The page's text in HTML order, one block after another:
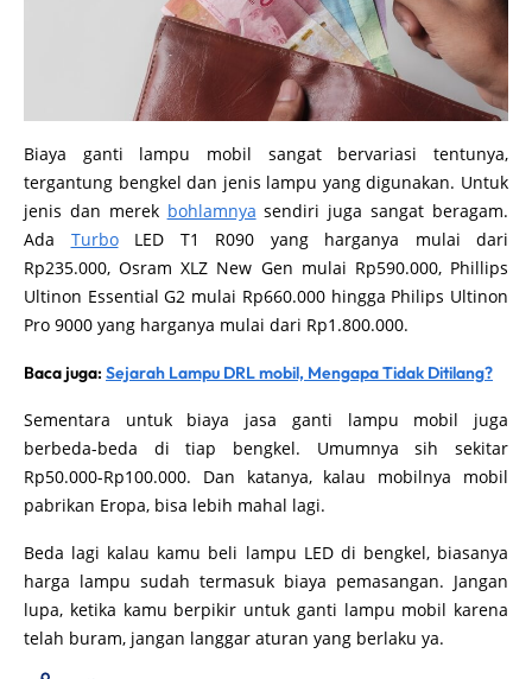
Biaya ganti lampu mobil sangat bervariasi tentunya,
tergantung bengkel dan jenis lampu yang digunakan. Untuk
jenis dan merek bohlamnya sendiri juga sangat beragam.
Ada TurboLED T1 R090 yang harganya mulai dari
Rp235.000, Osram XLZ New Gen mulai Rp590.000, Phillips
Ultinon Essential G2 mulai Rp660.000 hingga Philips Ultinon
Pro 9000 yang harganya mulai dari Rp1.800.000.
Baca juga: Sejarah Lampu DRL mobil, Mengapa Tidak Ditilang?
Sementara untuk biaya jasa ganti lampu mobil juga
berbeda-beda di tiap bengkel. Umumnya sih sekitar
Rp50.000-Rp100.000. Dan katanya, kalau mobilnya mobil
pabrikan Eropa, bisa lebih mahal lagi.
Beda lagi kalau kamu beli lampu LED di bengkel, biasanya
harga lampu sudah termasuk biaya pemasangan. Jangan
lupa, ketika kamu berpikir untuk ganti lampu mobil karena
telah buram, jangan langgar aturan yang berlaku ya.